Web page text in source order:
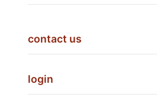
contact us
login